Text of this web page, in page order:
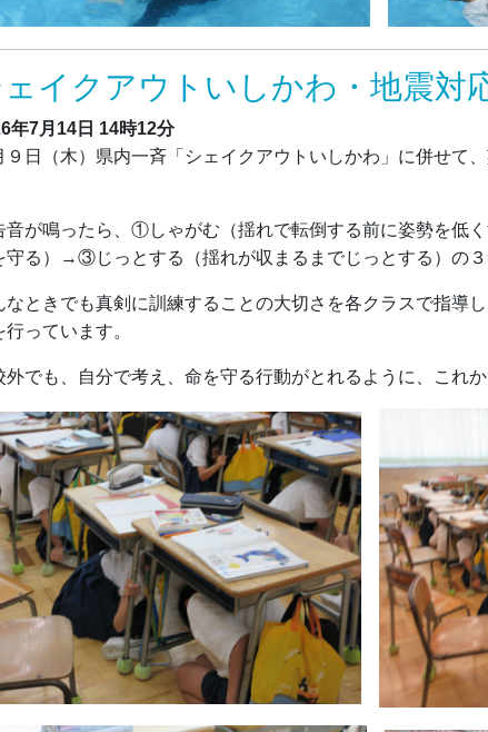
イクアウトいしかわ・地震対
年7月14日 14時12分
９日（木）県内一斉「シェイクアウトいしかわ」に併せて
音が鳴ったら、①しゃがむ（揺れで転倒する前に姿勢を低
守る）→③じっとする（揺れが収まるまでじっとする）の３
なときでも真剣に訓練することの大切さを各クラスで指導
行っています。
外でも、自分で考え、命を守る行動がとれるように、これ